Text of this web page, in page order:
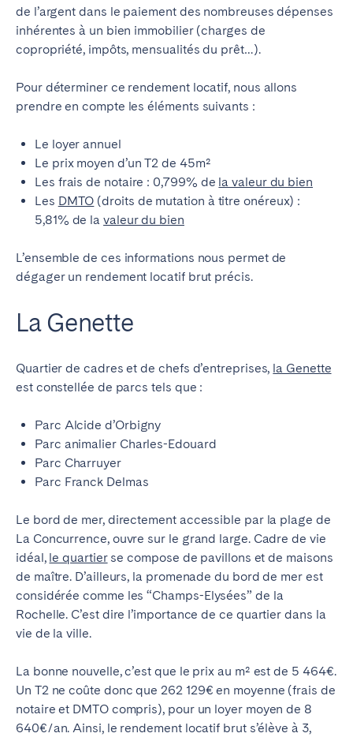
de l’argent dans le paiement des nombreuses dépenses
inhérentes à un bien immobilier (charges de
copropriété, impôts, mensualités du prêt…).
Pour déterminer ce rendement locatif, nous allons
prendre en compte les éléments suivants :
Le loyer annuel
Le prix moyen d’un T2 de 45m²
Les frais de notaire : 0,799% de la valeur du bien
Les DMTO (droits de mutation à titre onéreux) :
5,81% de lavaleur du bien
L’ensemble de ces informations nous permet de
dégager un rendement locatif brut précis.
La Genette
Quartier de cadres et de chefs d’entreprises, la Genette
est constellée de parcs tels que :
Parc Alcide d’Orbigny
Parc animalier Charles-Edouard
Parc Charruyer
Parc Franck Delmas
Le bord de mer, directement accessible par la plage de
La Concurrence, ouvre sur le grand large. Cadre de vie
idéal, le quartierse compose de pavillons et de maisons
de maître. D’ailleurs, la promenade du bord de mer est
considérée comme les “Champs-Elysées” de la
Rochelle. C’est dire l’importance de ce quartier dans la
vie de la ville.
La bonne nouvelle, c’est que le prix au m² est de 5 464€.
Un T2 ne coûte donc que 262 129€ en moyenne (frais de
notaire et DMTO compris), pour un loyer moyen de 8
640€/an. Ainsi, le rendement locatif brut s’élève à 3,